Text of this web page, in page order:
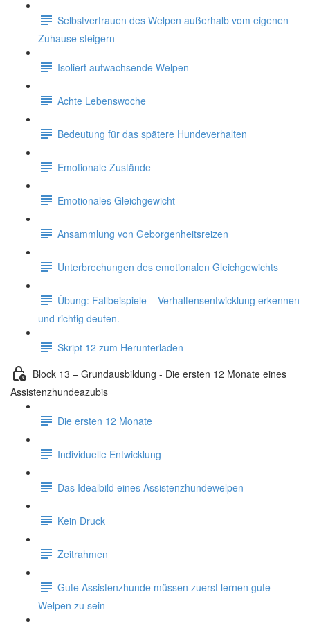
Selbstvertrauen des Welpen außerhalb vom eigenen
Zuhause steigern
Isoliert aufwachsende Welpen
Achte Lebenswoche
Bedeutung für das spätere Hundeverhalten
Emotionale Zustände
Emotionales Gleichgewicht
Ansammlung von Geborgenheitsreizen
Unterbrechungen des emotionalen Gleichgewichts
Übung: Fallbeispiele – Verhaltensentwicklung erkennen
und richtig deuten.
Skript 12 zum Herunterladen
Block 13 – Grundausbildung - Die ersten 12 Monate eines
Assistenzhundeazubis
Die ersten 12 Monate
Individuelle Entwicklung
Das Idealbild eines Assistenzhundewelpen
Kein Druck
Zeitrahmen
Gute Assistenzhunde müssen zuerst lernen gute
Welpen zu sein